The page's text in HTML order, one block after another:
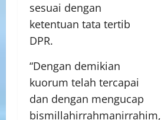
sesuai dengan
ketentuan tata tertib
DPR.
“Dengan demikian
kuorum telah tercapai
dan dengan mengucap
bismillahirrahmanirrahim,